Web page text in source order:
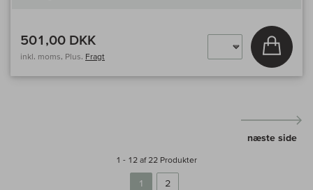
501,00 DKK
inkl. moms, Plus. Fragt
Læg i
1 - 12 af 22 Produkter
1 2
næste side